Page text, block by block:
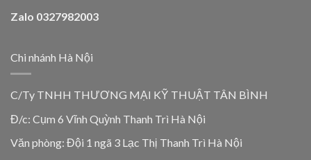
Zalo 0327982003
Chi nhánh Hà Nội
C/Ty TNHH THƯƠNG MẠI KỸ THUẬT TÂN BÌNH
Đ/c: Cụm 6 Vĩnh Quỳnh Thanh Trì Hà Nội
Văn phòng: Đội 1 ngã 3 Lạc Thị Thanh Trì Hà Nội